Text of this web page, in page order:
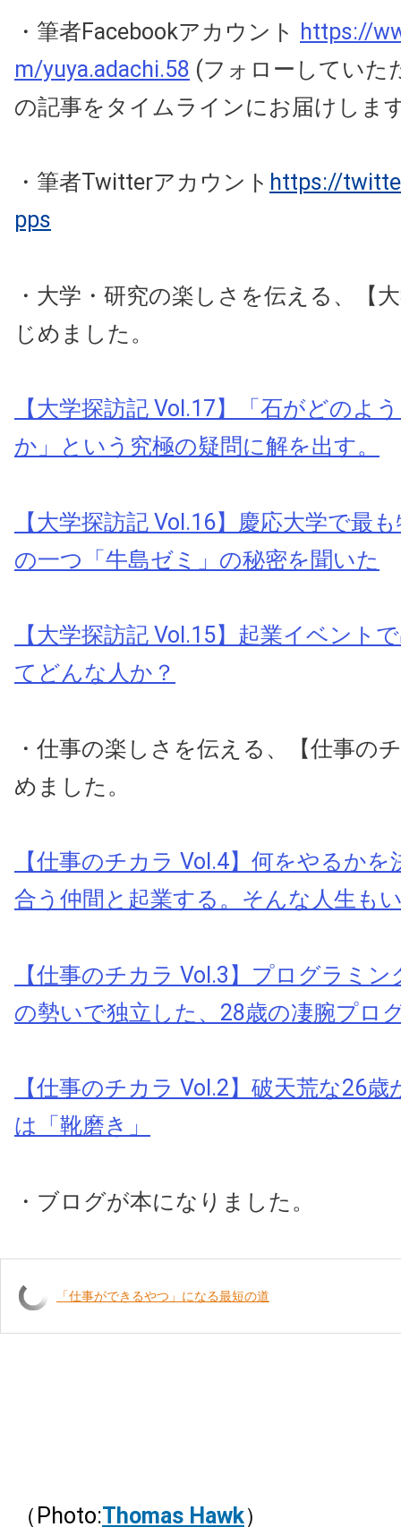
・筆者Facebookアカウント https://
m/yuya.adachi.58 (フォローしていた
の記事をタイムラインにお届けしま
・筆者Twitterアカウント https://
pps
・大学・研究の楽しさを伝える、【
じめました。
【大学探訪記 Vol.17】「石がどのよ
か」という究極の疑問に解を出す。
【大学探訪記 Vol.16】慶応大学で最
の一つ「牛島ゼミ」の秘密を聞いた
【大学探訪記 Vol.15】起業イベント
てどんな人か？
・仕事の楽しさを伝える、【仕事の
めました。
【仕事のチカラ Vol.4】何をやるか
合う仲間と起業する。そんな人生も
【仕事のチカラ Vol.3】プログラミ
の勢いで独立した、28歳の凄腕プロ
【仕事のチカラ Vol.2】破天荒な26
は「靴磨き」
・ブログが本になりました。
「仕事ができるやつ」になる最短の道
（Photo:Thomas Hawk）